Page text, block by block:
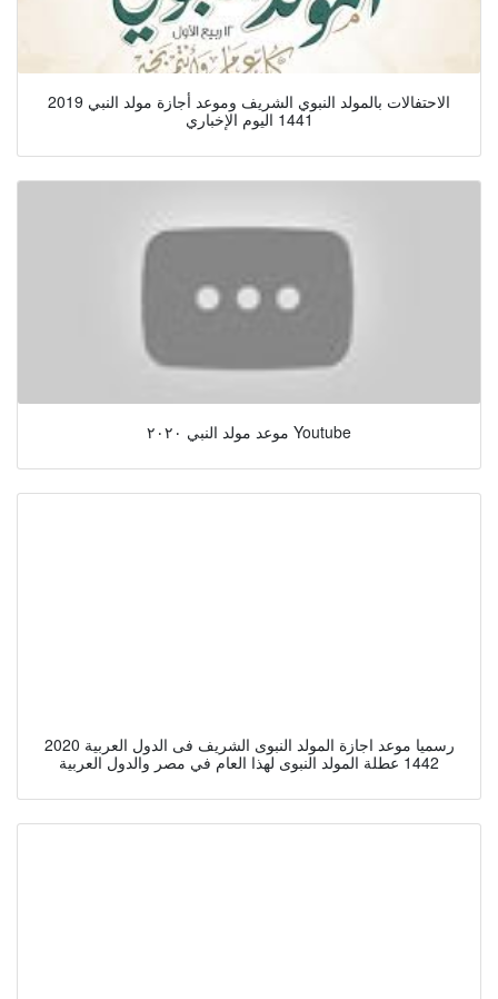
الاحتفالات بالمولد النبوي الشريف وموعد أجازة مولد النبي 2019
1441 اليوم الإخباري
موعد مولد النبي ٢٠٢٠ Youtube
رسميا موعد اجازة المولد النبوى الشريف فى الدول العربية 2020
1442 عطلة المولد النبوى لهذا العام في مصر والدول العربية